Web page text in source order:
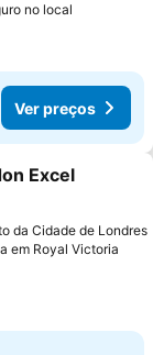
no local
Ver preços
favoritos
Excel
da Cidade de Londres
em Royal Victoria